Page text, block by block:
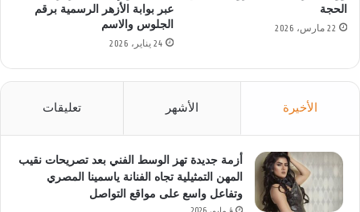
الحجة
22 مارس، 2026
عبر بوابة الأزهر الرسمية برقم
الجلوس والاسم
24 يناير، 2026
الأخيرة الأشهر تعليقات
أزمة جديدة تهز الوسط الفني بعد تصريحات نقيب
المهن التمثيلية تجاه الفنانة ياسمينا المصري
وتفاعل واسع على مواقع التواصل